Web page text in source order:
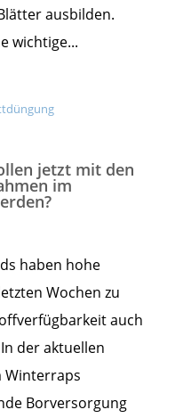
ausbilden.
wichtige...
jetzt mit den
im
haben hohe
Wochen zu
auch
der aktuellen
Winterraps
Borversorgung